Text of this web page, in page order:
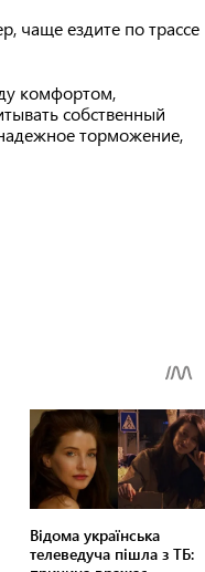
чаще ездите по трассе
комфортом,
собственный
торможение,